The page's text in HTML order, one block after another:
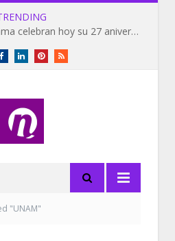
Barack y Michelle Obama celebran hoy su 27 aniversario de bodas
FacebookLinkedInPinterestRSS
"UNAM"